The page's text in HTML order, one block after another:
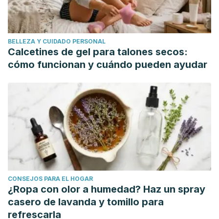
BELLEZA Y CUIDADO PERSONAL
Calcetines de gel para talones secos:
cómo funcionan y cuándo pueden ayudar
CONSEJOS PARA EL HOGAR
¿Ropa con olor a humedad? Haz un spray
casero de lavanda y tomillo para
refrescarla